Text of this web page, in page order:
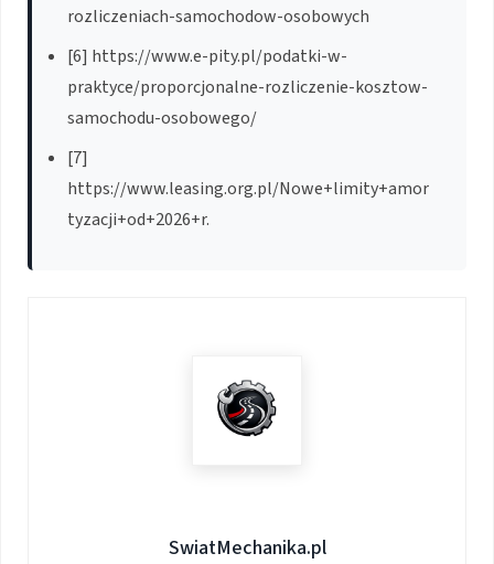
rozliczeniach-samochodow-osobowych
[6] https://www.e-pity.pl/podatki-w-
praktyce/proporcjonalne-rozliczenie-kosztow-
samochodu-osobowego/
[7]
https://www.leasing.org.pl/Nowe+limity+amor
tyzacji+od+2026+r.
SwiatMechanika.pl